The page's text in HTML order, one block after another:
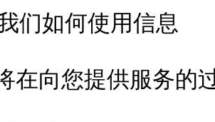
如何使用信息
在向您提供服务的